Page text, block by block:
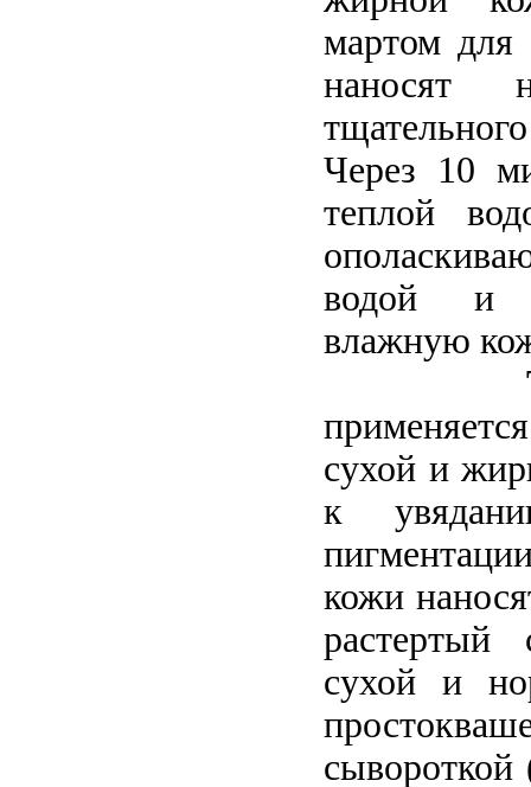
мартом
наносят
Через 10
теплой
водой и
влажную
сухой и
к
кожи
сухой и